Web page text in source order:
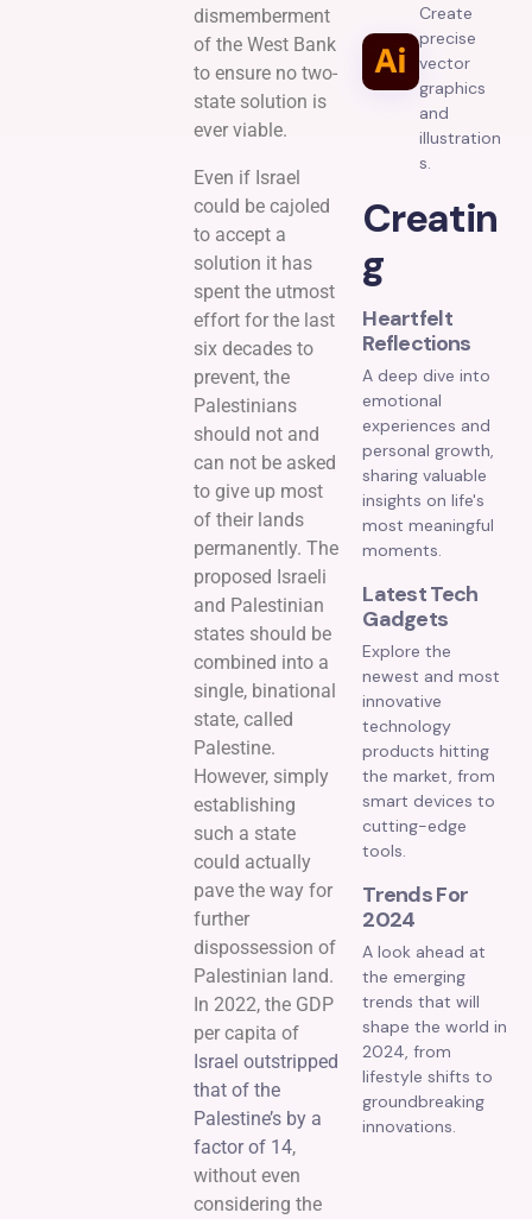
dismemberment
of the West Bank
to ensure no two-
state solution is
ever viable.
Even if Israel
could be cajoled
to accept a
solution it has
spent the utmost
effort for the last
six decades to
prevent, the
Palestinians
should not and
can not be asked
to give up most
of their lands
permanently. The
proposed Israeli
and Palestinian
states should be
combined into a
single, binational
state, called
Palestine.
However, simply
establishing
such a state
could actually
pave the way for
further
dispossession of
Palestinian land.
In 2022, the GDP
per capita of
Israel outstripped
that of the
Palestine’s by a
factor of 14,
without even
considering the
Create
precise
vector
graphics
and
illustration
s.
Creatin
g
Heartfelt
Reflections
A deep dive into
emotional
experiences and
personal growth,
sharing valuable
insights on life's
most meaningful
moments.
Latest Tech
Gadgets
Explore the
newest and most
innovative
technology
products hitting
the market, from
smart devices to
cutting-edge
tools.
Trends For
2024
A look ahead at
the emerging
trends that will
shape the world in
2024, from
lifestyle shifts to
groundbreaking
innovations.